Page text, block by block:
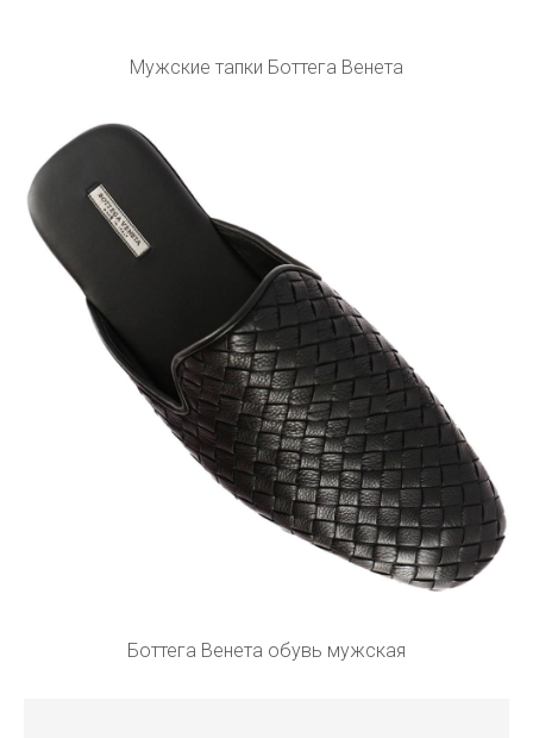
Мужские тапки Боттега Венета
Боттега Венета обувь мужская